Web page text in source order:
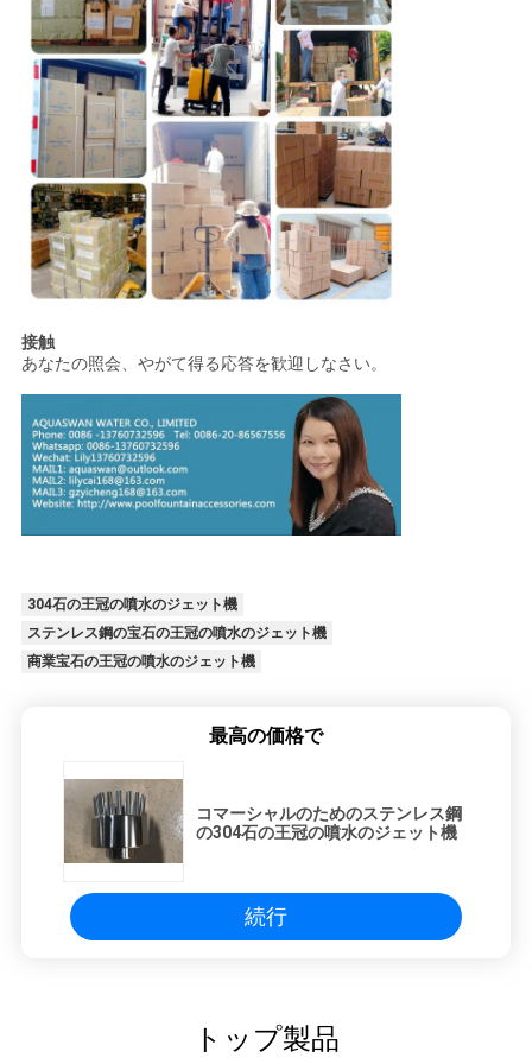
接触
あなたの照会、やがて得る応答を歓迎しなさい。
304石の王冠の噴水のジェット機
ステンレス鋼の宝石の王冠の噴水のジェット機
商業宝石の王冠の噴水のジェット機
最高の価格で
コマーシャルのためのステンレス鋼
の304石の王冠の噴水のジェット機
続行
トップ製品